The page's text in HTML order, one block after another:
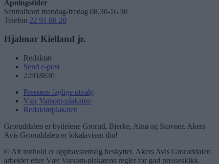
Åpningstider
Sentralbord mandag-fredag 08.30-16.30
Telefon 22 91 88 20
Hjalmar Kielland jr.
Redaktør
Send e-post
22918830
Pressens faglige utvalg
Vær Varsom-plakaten
Redaktørplakaten
Groruddalen er bydelene Grorud, Bjerke, Alna og Stovner. Akers
Avis Groruddalen er lokalavisen din!
© Alt innhold er opphavsrettslig beskyttet. Akers Avis Groruddalen
arbeider etter Vær Varsom-plakatens regler for god presseskikk.